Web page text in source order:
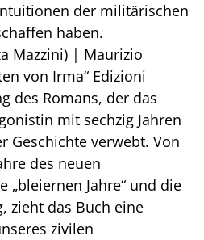
der militärischen
haben.
Mazzini) | Maurizio
von Irma“ Edizioni
des Romans, der das
mit sechzig Jahren
Geschichte verwebt. Von
des neuen
„bleiernen Jahre“ und die
zieht das Buch eine
zivilen